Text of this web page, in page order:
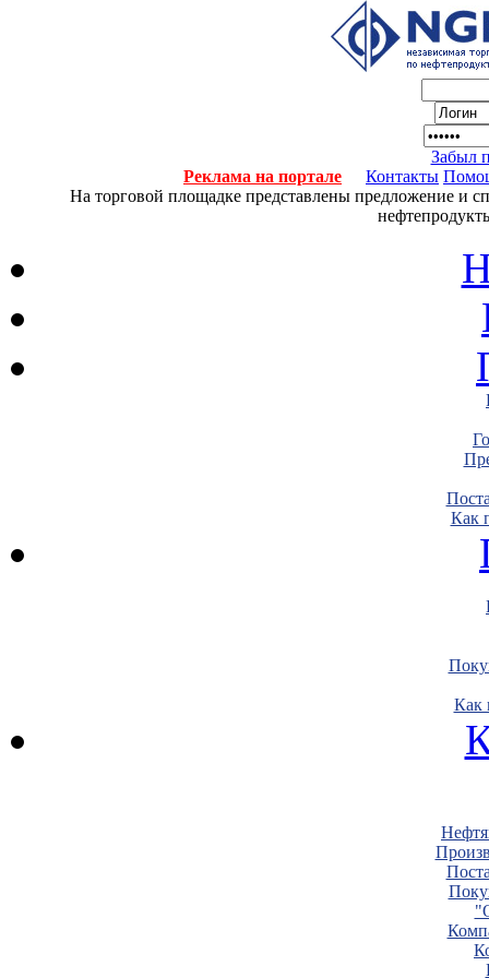
Забыл
Реклама на портале
Контакты
На торговой площадке представлены предложение и
Как
Как